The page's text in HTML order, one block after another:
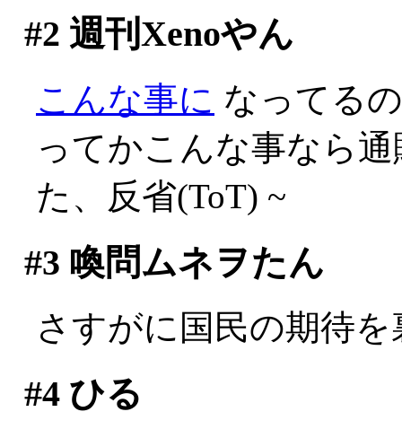
#2 週刊Xenoやん
こんな事に なってる
ってかこんな事なら
た、反省(ToT) ~
#3 喚問ムネヲたん
さすがに国民の期待
#4ひる